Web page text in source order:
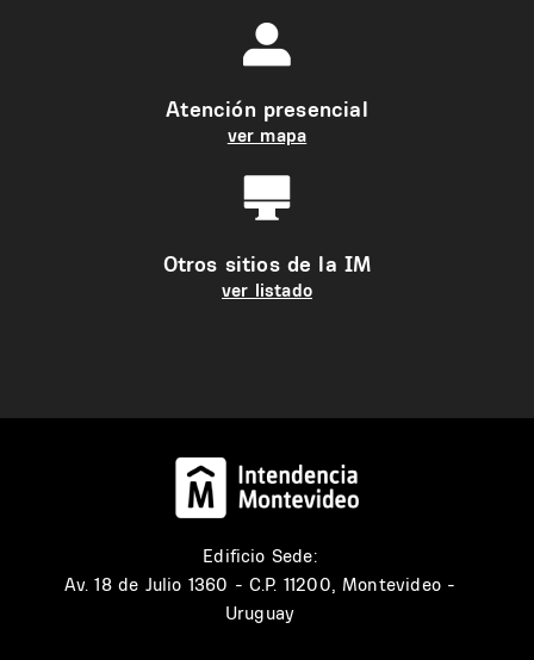
Atención presencial
ver mapa
Otros sitios de la IM
ver listado
Edificio Sede:
Av. 18 de Julio 1360 - C.P. 11200, Montevideo -
Uruguay